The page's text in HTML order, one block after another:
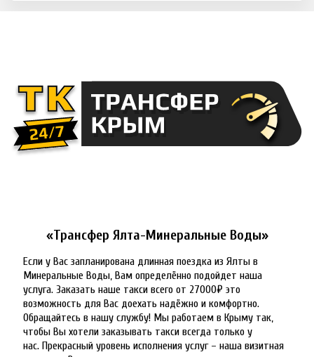
«Трансфер Ялта-Минеральные Воды»
Если у Вас запланирована длинная поездка из Ялты в
Минеральные Воды, Вам определённо подойдет наша
услуга. Заказать наше такси всего от 27000₽ это
возможность для Вас доехать надёжно и комфортно.
Обращайтесь в нашу службу! Мы работаем в Крыму так,
чтобы Вы хотели заказывать такси всегда только у
нас. Прекрасный уровень исполнения услуг – наша визитная